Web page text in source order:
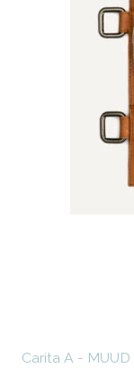
Carita A - MUUD